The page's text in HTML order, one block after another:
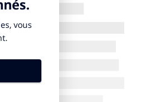
demain la majorité
il faut admettre que
de façon